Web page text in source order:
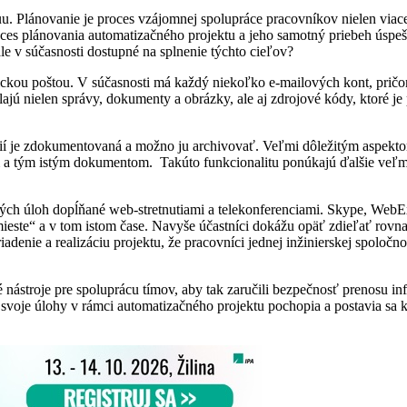
je proces vzájomnej spolupráce pracovníkov nielen
plánovania automatizačného projektu a jeho samotný priebeh
v súčasnosti dostupné na splnenie týchto cieľov?
poštou. V súčasnosti má každý niekoľko e-mailových kont,
nielen správy, dokumenty a obrázky, ale aj zdrojové kódy, ktoré
je zdokumentovaná a možno ju archivovať. Veľmi dôležitým
tým istým dokumentom. Takúto funkcionalitu ponúkajú ďalšie
úloh dopĺňané web-stretnutiami a telekonferenciami. Skype,
a v tom istom čase. Navyše účastníci dokážu opäť zdieľať
a realizáciu projektu, že pracovníci jednej inžinierskej
pre spoluprácu tímov, aby tak zaručili bezpečnosť prenosu
úlohy v rámci automatizačného projektu pochopia a postavia